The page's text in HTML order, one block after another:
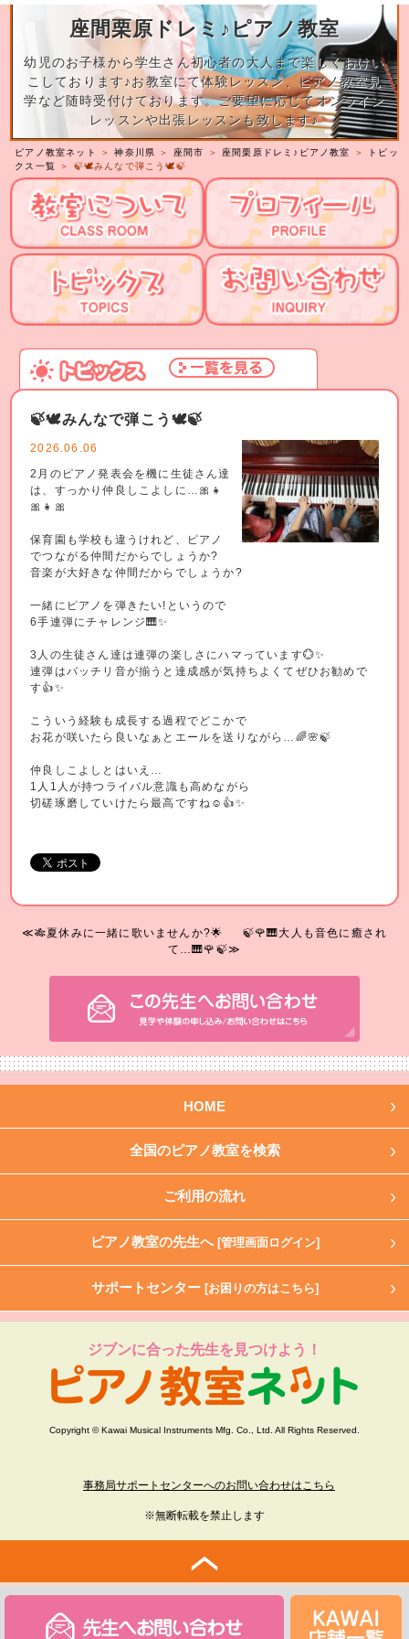
座間栗原ドレミ♪ピアノ教室
幼児のお子様から学生さん初心者の大人まで楽しくおけい
こしております♪お教室にて体験レッスン、ピアノ教室見
学など随時受付けております。ご要望に応じてオンライン
レッスンや出張レッスンも致します♪
ピアノ教室ネット ＞神奈川県 ＞ 座間市 ＞ 座間栗原ドレミ♪ピアノ教室 ＞
トピッ
クス一覧 ＞ 🍃🕊️みんなで弾こう🕊️🍃
🍃🕊️みんなで弾こう🕊️🍃
2026.06.06
2月のピアノ発表会を機に生徒さん達
は、すっかり仲良しこよしに…🎀👧
🎀👧🎀
保育園も学校も違うけれど、ピアノ
でつながる仲間だからでしょうか?
音楽が大好きな仲間だからでしょうか?
一緒にピアノを弾きたい!というので
6手連弾にチャレンジ🎹✨️
3人の生徒さん達は連弾の楽しさにハマっています💮✨️
連弾はバッチリ音が揃うと達成感が気持ちよくてぜひお勧めで
す👍️✨️
こういう経験も成長する過程でどこかで
お花が咲いたら良いなぁとエールを送りながら…🌈🌸🍃
仲良しこよしとはいえ…
1人1人が持つライバル意識も高めながら
切磋琢磨していけたら最高ですね☺️👍️✨️
≪🎋夏休みに一緒に歌いませんか?🌟
🍃🌹🎹大人も音色に癒され
て…🎹🌹🍃≫
HOME
全国のピアノ教室を検索
ご利用の流れ
ピアノ教室の先生へ [管理画面ログイン]
サポートセンター [お困りの方はこちら]
ジブンに合った先生を見つけよう！
Copyright © Kawai Musical Instruments Mfg. Co., Ltd. All Rights Reserved.
事務局サポートセンターへのお問い合わせはこちら
※無断転載を禁止します